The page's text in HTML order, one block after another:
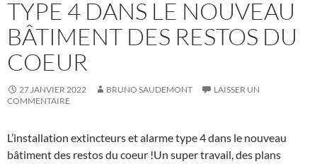
TYPE 4 DANS LE NOUVEAU
BÂTIMENT DES RESTOS DU
COEUR
27 JANVIER 2022 BRUNO SAUDEMONT
LAISSER UN
COMMENTAIRE
L’installation extincteurs et alarme type 4 dans le nouveau
bâtiment des restos du coeur !Un super travail, des plans